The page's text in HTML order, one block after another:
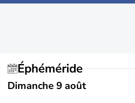
Éphéméride
Dimanche 9 août